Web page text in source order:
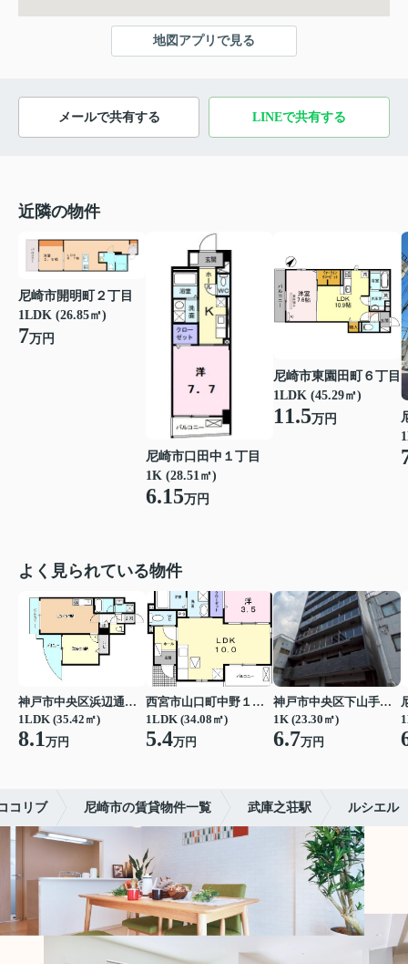
地図アプリで見る
メールで共有する LINEで共有する
近隣の物件
尼崎市開明町２丁目
1LDK (26.85㎡)
7万円
尼崎市口田中１丁目
1K (28.51㎡)
6.15万円
尼崎市東園田町６丁目
1LDK (45.29㎡)
11.5万円
よく見られている物件
神戸市中央区浜辺通３丁目
1LDK (35.42㎡)
8.1万円
西宮市山口町中野１丁目
1LDK (34.08㎡)
5.4万円
神戸市中央区下山手通７丁目
1K (23.30㎡)
6.7万円
コリブ 尼崎市の賃貸物件一覧 武庫之荘駅 ルシエル